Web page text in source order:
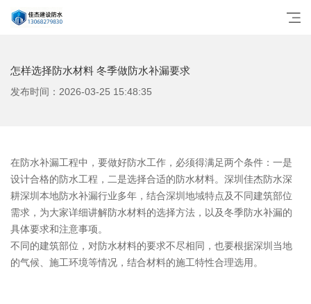
怎样选择防水材料 冬季做防水补漏要求
发布时间：2026-03-25 15:48:35
在防水补漏工程中，要做好防水工作，必须得满足两个条件：一是
设计合格的防水工程，二是选择合适的防水材料。深圳佳杰防水深
耕深圳本地防水补漏行业多年，结合深圳地域特点及不同建筑部位
需求，为大家详细讲解防水材料的选择方法，以及冬季防水补漏的
具体要求和注意事项。
不同的建筑部位，对防水材料的要求不尽相同，也要根据深圳当地
的气候、施工环境等情况，结合材料的施工特性合理选用。